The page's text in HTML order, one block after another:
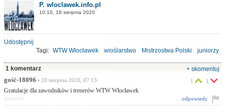
P. wloclawek.info.pl
10:10, 18 sierpnia 2020
Udostępnij
Tagi: WTW Włocławek wioślarstwo Mistrzostwa Polski
juniorzy
medale
1 komentarz
+ skomentuj
gość-18096 • 20 sierpnia 2020, 07:13
Gratulacje dla zawodników i trenerów WTW Włocławek
1 1
odpowiedz
ID:83454